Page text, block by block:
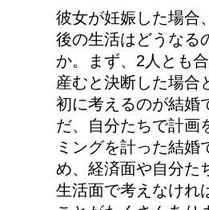
彼女が妊娠した場合
後の生活はどうなる
か。まず、2人とも
産むと決断した場合
初に考えるのが結婚
だ、自分たちで計画
ミングを計った結婚
め、経済面や自分た
生活面で考えなけれ